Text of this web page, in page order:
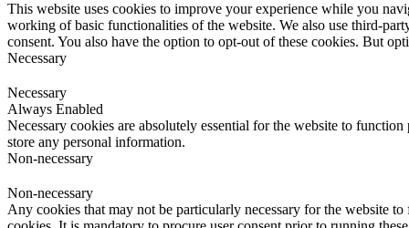
This website uses cookies to improve your experience while you
working of basic functionalities of the website. We also use third-
consent. You also have the option to opt-out of these cookies. But
Necessary
Necessary
Always Enabled
Necessary cookies are absolutely essential for the website to
store any personal information.
Non-necessary
Non-necessary
Any cookies that may not be particularly necessary for the website